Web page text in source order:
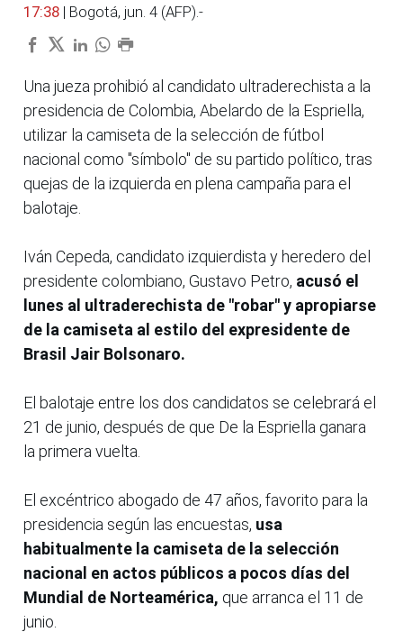
17:38 | Bogotá, jun. 4 (AFP).-
Una jueza prohibió al candidato ultraderechista a la
presidencia de Colombia, Abelardo de la Espriella,
utilizar la camiseta de la selección de fútbol
nacional como "símbolo" de su partido político, tras
quejas de la izquierda en plena campaña para el
balotaje.
Iván Cepeda, candidato izquierdista y heredero del
presidente colombiano, Gustavo Petro, acusó el
lunes al ultraderechista de "robar" y apropiarse
de la camiseta al estilo del expresidente de
Brasil Jair Bolsonaro.
El balotaje entre los dos candidatos se celebrará el
21 de junio, después de que De la Espriella ganara
la primera vuelta.
El excéntrico abogado de 47 años, favorito para la
presidencia según las encuestas, usa
habitualmente la camiseta de la selección
nacional en actos públicos a pocos días del
Mundial de Norteamérica, que arranca el 11 de
junio.